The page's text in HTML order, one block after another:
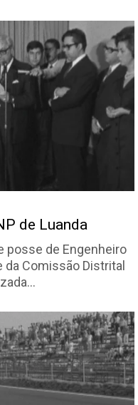
de Luanda
posse de Engenheiro
Comissão Distrital